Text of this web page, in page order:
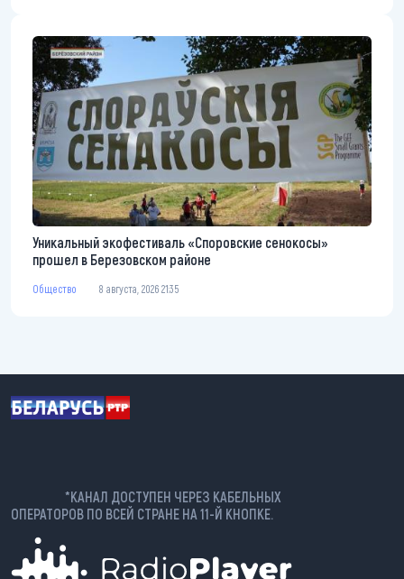
Уникальный экофестиваль «Споровские сенокосы»
прошел в Березовском районе
Общество 8 августа, 2026 21:35
*КАНАЛ ДОСТУПЕН ЧЕРЕЗ КАБЕЛЬНЫХ
ОПЕРАТОРОВ ПО ВСЕЙ СТРАНЕ НА 11-Й КНОПКЕ.